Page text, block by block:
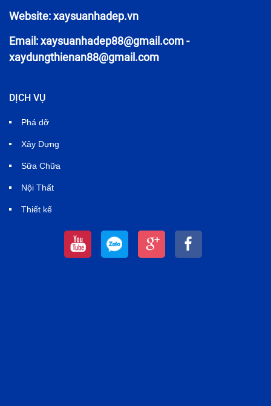
Website: xaysuanhadep.vn
Email:xaysuanhadep88@gmail.com-
xaydungthienan88@gmail.com
DỊCH VỤ
Phá dỡ
Xây Dựng
Sữa Chữa
Nội Thất
Thiết kế